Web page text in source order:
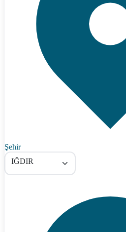
Şehir
IĞDIR